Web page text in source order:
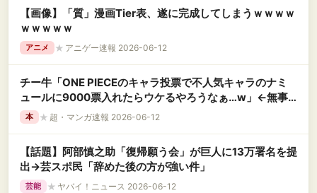
【画像】「質」漫画Tier表、遂に完成してしまうｗｗｗｗ
ｗｗｗｗｗ
アニメ ★ アニゲー速報 2026-06-12
チー牛「ONE PIECEのキャラ投票で不人気キャラのナミ
ュールに9000票入れたらウケるやろうなぁ…w」←無事
叩かれ大炎上wwwwwwww
本 ★ 超・マンガ速報 2026-06-12
【話題】阿部慎之助「復帰願う会」が巨人に13万署名を提
出→芸スポ民「辞めた後の方が強い件」
芸能 ★ ヤバイ！ニュース 2026-06-12